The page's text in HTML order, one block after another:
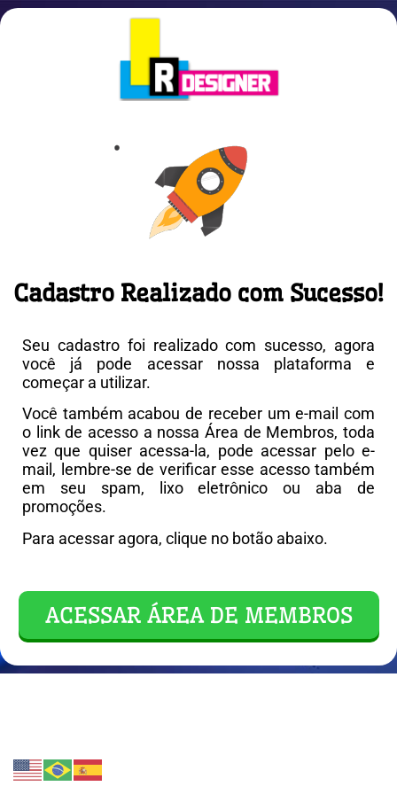
Cadastro Realizado com Sucesso!​
Seu cadastro foi realizado com sucesso, agora
você já pode acessar nossa plataforma e
começar a utilizar.
Você também acabou de receber um e-mail com
o link de acesso a nossa Área de Membros, toda
vez que quiser acessa-la, pode acessar pelo e-
mail, lembre-se de verificar esse acesso também
em seu spam, lixo eletrônico ou aba de
promoções.
Para acessar agora, clique no botão abaixo.
ACESSAR ÁREA DE MEMBROS